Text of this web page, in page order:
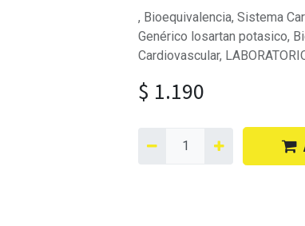
, Bioequivalencia, Sistema
Genérico losartan potasico,
Cardiovascular,
$ 1.190